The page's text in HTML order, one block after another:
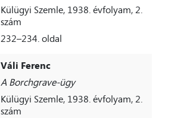
Külügyi Szemle, 1938. évfolyam, 2.
szám
232–234. oldal
Váli Ferenc
A Borchgrave-ügy
Külügyi Szemle, 1938. évfolyam, 2.
szám